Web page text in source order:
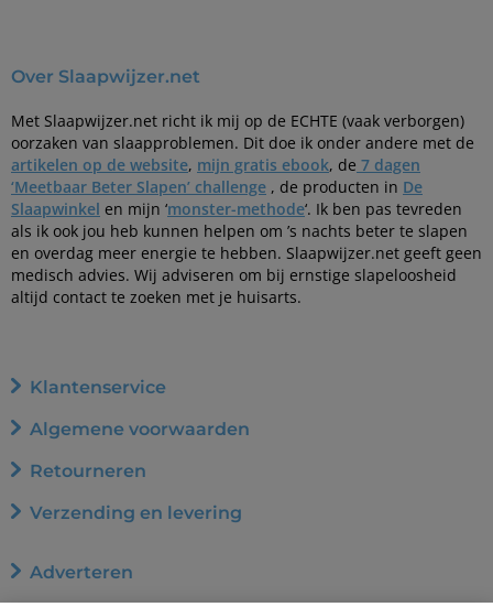
Over Slaapwijzer.net
Met Slaapwijzer.net richt ik mij op de ECHTE (vaak verborgen)
oorzaken van slaapproblemen. Dit doe ik onder andere met de
artikelen op de website, mijn gratis ebook, de 7 dagen
‘Meetbaar Beter Slapen’ challenge , de producten in De
Slaapwinkel en mijn ‘monster-methode‘. Ik ben pas tevreden
als ik ook jou heb kunnen helpen om ’s nachts beter te slapen
en overdag meer energie te hebben. Slaapwijzer.net geeft geen
medisch advies. Wij adviseren om bij ernstige slapeloosheid
altijd contact te zoeken met je huisarts.
Klantenservice
Algemene voorwaarden
Retourneren
Verzending en levering
Adverteren